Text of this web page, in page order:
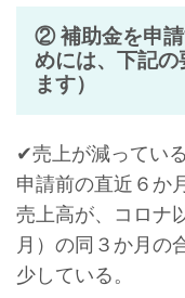
② 補助金を申請
めには、下記の
ます）
✔売上が減っている
申請前の直近６か
売上高が、コロナ
月）の同３か月の
少している。